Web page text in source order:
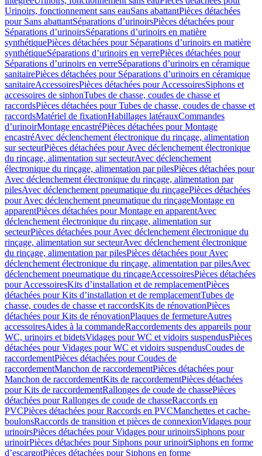
Urinoirs, fonctionnement sans eauSans abattantPièces détachées
pour Sans abattantSéparations d’urinoirsPièces détachées pour
Séparations d’urinoirsSéparations d’urinoirs en matière
synthétiquePièces détachées pour Séparations d’urinoirs en matière
synthétiqueSéparations d’urinoirs en verrePièces détachées pour
Séparations d’urinoirs en verreSéparations d’urinoirs en céramique
sanitairePièces détachées pour Séparations d’urinoirs en céramique
sanitaireAccessoiresPièces détachées pour AccessoiresSiphons et
accessoires de siphonTubes de chasse, coudes de chasse et
raccordsPièces détachées pour Tubes de chasse, coudes de chasse et
raccordsMatériel de fixationHabillages latérauxCommandes
dʼurinoirMontage encastréPièces détachées pour Montage
encastréAvec déclenchement électronique du rinçage, alimentation
sur secteurPièces détachées pour Avec déclenchement électronique
du rinçage, alimentation sur secteurAvec déclenchement
électronique du rinçage, alimentation par pilesPièces détachées pour
Avec déclenchement électronique du rinçage, alimentation par
pilesAvec déclenchement pneumatique du rinçagePièces détachées
pour Avec déclenchement pneumatique du rinçageMontage en
apparentPièces détachées pour Montage en apparentAvec
déclenchement électronique du rinçage, alimentation sur
secteurPièces détachées pour Avec déclenchement électronique du
rinçage, alimentation sur secteurAvec déclenchement électronique
du rinçage, alimentation par pilesPièces détachées pour Avec
déclenchement électronique du rinçage, alimentation par pilesAvec
déclenchement pneumatique du rinçageAccessoiresPièces détachées
pour AccessoiresKits d’installation et de remplacementPièces
détachées pour Kits d’installation et de remplacementTubes de
chasse, coudes de chasse et raccordsKits de rénovationPièces
détachées pour Kits de rénovationPlaques de fermetureAutres
accessoiresAides à la commandeRaccordements des appareils pour
WC, urinoirs et bidetsVidages pour WC et vidoirs suspendusPièces
détachées pour Vidages pour WC et vidoirs suspendusCoudes de
raccordementPièces détachées pour Coudes de
raccordementManchon de raccordementPièces détachées pour
Manchon de raccordementKits de raccordementPièces détachées
pour Kits de raccordementRallonges de coude de chassePièces
détachées pour Rallonges de coude de chasseRaccords en
PVCPièces détachées pour Raccords en PVCManchettes et cache-
boulonsRaccords de transition et pièces de connexionVidages pour
urinoirsPièces détachées pour Vidages pour urinoirsSiphons pour
urinoirPièces détachées pour Siphons pour urinoirSiphons en forme
d’escargotPièces détachées pour Siphons en forme